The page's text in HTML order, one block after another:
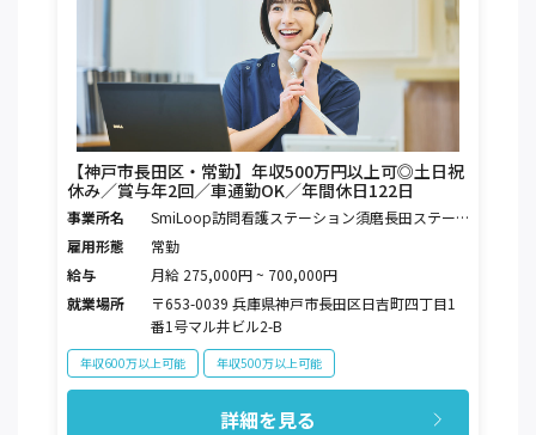
【神戸市長田区・常勤】年収500万円以上可◎土日祝
休み／賞与年2回／車通勤OK／年間休日122日
事業所名
SmiLoop訪問看護ステーション須磨長田ステー
ション
雇用形態
常勤
給与
月給 275,000円 ~ 700,000円
就業場所
〒653-0039 兵庫県神戸市長田区日吉町四丁目1
番1号マル井ビル2-B
年収600万以上可能 年収500万以上可能
詳細を見る